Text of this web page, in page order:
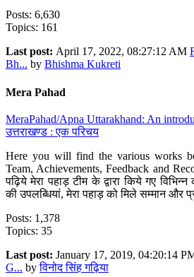
Posts: 6,630
Topics: 161
Last post: April 17, 2022, 08:27:12 AM
Bh... by Bhishma Kukreti
Mera Pahad
MeraPahad/Apna Uttarakhand: An
उत्तराखण्ड : एक परिचय
Here you will find the various works
Team, Achievements, Feedback and
पढ़िये मेरा पहाड़ टीम के द्वारा किये गए विभिन्न
की उपलब्धियां, मेरा पहाड़ को मिले सम्मान और
Posts: 1,378
Topics: 35
Last post: January 17, 2019, 04:20:14
G... byविनोद सिंह गढ़िया